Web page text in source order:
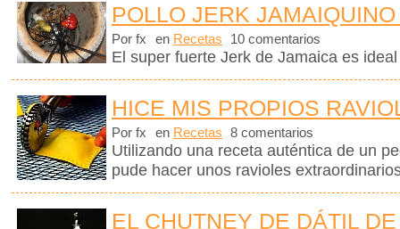
POLLO JERK
Por fx en Recetas 10 comentarios
El super fuerte Jerk de Jamaica es
HICE MIS PROPIOS
Por fx en Recetas 8 comentarios
Utilizando una receta auténtica de un
pude hacer unos ravioles
EL CHUTNEY DE DÁTIL